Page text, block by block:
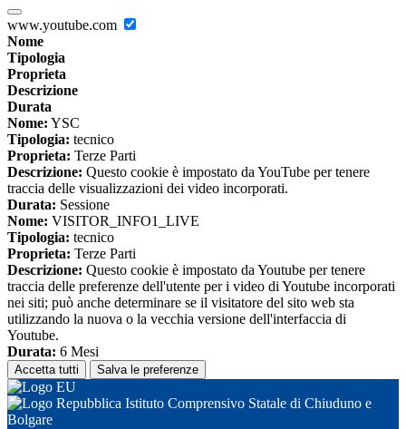
www.youtube.com
Nome
Tipologia
Proprieta
Descrizione
Durata
Nome: YSC
Tipologia: tecnico
Proprieta: Terze Parti
Descrizione: Questo cookie è impostato da YouTube per tenere
traccia delle visualizzazioni dei video incorporati.
Durata: Sessione
Nome: VISITOR_INFO1_LIVE
Tipologia: tecnico
Proprieta: Terze Parti
Descrizione: Questo cookie è impostato da Youtube per tenere
traccia delle preferenze dell'utente per i video di Youtube incorporati
nei siti; può anche determinare se il visitatore del sito web sta
utilizzando la nuova o la vecchia versione dell'interfaccia di
Youtube.
Durata: 6 Mesi
Accetta tutti Salva le preferenze
Istituto Comprensivo Statale di Chiuduno e
Bolgare